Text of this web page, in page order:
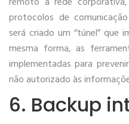
protocolos de
será criado um “túnel” que
mesma forma, as
implementadas para
não autorizado às
6. Backup